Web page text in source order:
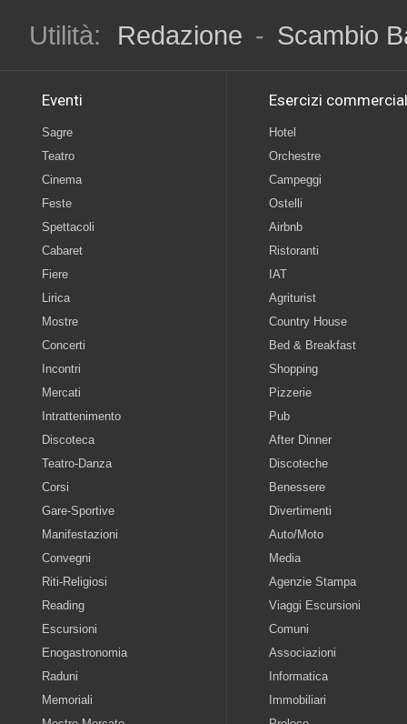
Utilità:
Redazione - Scambio
Eventi
Sagre
Teatro
Cinema
Feste
Spettacoli
Cabaret
Fiere
Lirica
Mostre
Concerti
Incontri
Mercati
Intrattenimento
Discoteca
Teatro-Danza
Corsi
Gare-Sportive
Manifestazioni
Convegni
Riti-Religiosi
Reading
Escursioni
Enogastronomia
Raduni
Memoriali
Esercizi
Hotel
Orchestre
Campeggi
Ostelli
Airbnb
Ristoranti
IAT
Agriturist
Country House
Bed & Breakfast
Shopping
Pizzerie
Pub
After Dinner
Discoteche
Benessere
Divertimenti
Auto/Moto
Media
Agenzie Stampa
Viaggi Escursioni
Comuni
Associazioni
Informatica
Immobiliari